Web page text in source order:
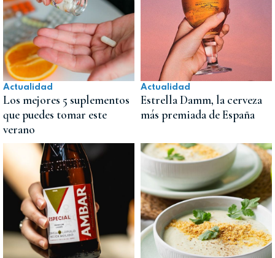
Actualidad
Los mejores 5 suplementos
que puedes tomar este
verano
Actualidad
Estrella Damm, la cerveza
más premiada de España